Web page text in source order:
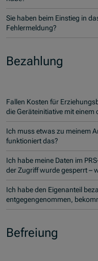
Sie haben beim Einstieg in
Fehlermeldung?
Bezahlung
Fallen Kosten für
die Geräteinitiative mit
Ich muss etwas zu meinem
funktioniert das?
Ich habe meine Daten im
der Zugriff wurde gesperrt –
Ich habe den Eigenanteil
entgegengenommen,
Befreiung